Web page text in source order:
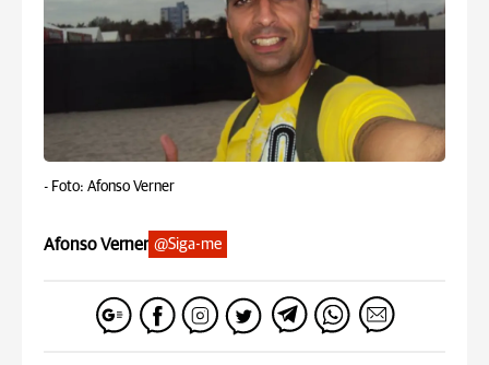
- Foto: Afonso Verner
Afonso Verner @Siga-me